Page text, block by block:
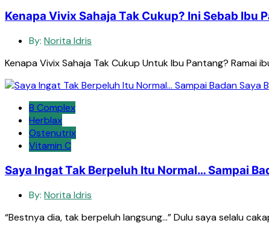
Kenapa Vivix Sahaja Tak Cukup? Ini Sebab Ibu
By: Norita Idris
Kenapa Vivix Sahaja Tak Cukup Untuk Ibu Pantang?
B Complex
Herblax
Ostenutrix
Vitamin C
Saya Ingat Tak Berpeluh Itu Normal… Sampai
By: Norita Idris
“Bestnya dia, tak berpeluh langsung…” Dulu saya selalu